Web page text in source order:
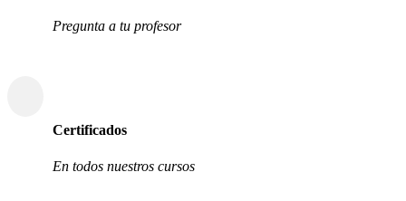
Pregunta a tu profesor
Certificados
En todos nuestros cursos